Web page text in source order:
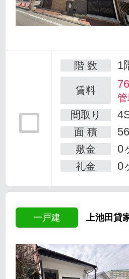
階 数 1
賃料
間取り
面 積
敷金 0
礼金 0
一戸建 上池田貸